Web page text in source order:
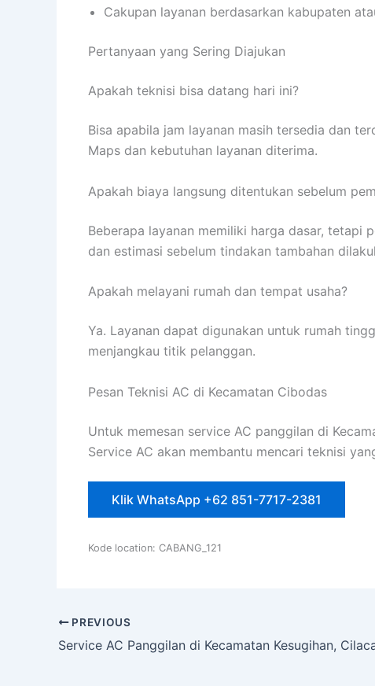
Cakupan layanan berdasarkan kabupaten
Pertanyaan yang Sering Diajukan
Apakah teknisi bisa datang hari ini?
Bisa apabila jam layanan masih tersedia dan
Maps dan kebutuhan layanan diterima.
Apakah biaya langsung ditentukan sebelum
Beberapa layanan memiliki harga dasar, tetapi
dan estimasi sebelum tindakan tambahan
Apakah melayani rumah dan tempat usaha?
Ya. Layanan dapat digunakan untuk rumah
menjangkau titik pelanggan.
Pesan Teknisi AC di Kecamatan Cibodas
Untuk memesan service AC panggilan di
Service AC akan membantu mencari teknisi
Klik WhatsApp +62 851-7717-2381
Kode location: CABANG_121
PREVIOUS
Service AC Panggilan di Kecamatan Kesugihan,